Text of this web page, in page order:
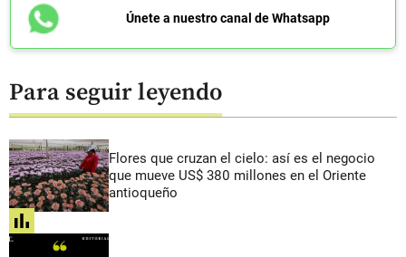
Únete a nuestro canal de Whatsapp
Para seguir leyendo
Flores que cruzan el cielo: así es el negocio
que mueve US$ 380 millones en el Oriente
antioqueño
share